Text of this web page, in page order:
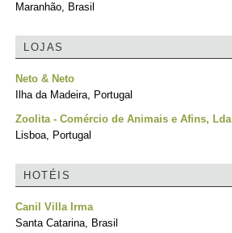
Maranhão, Brasil
LOJAS
Neto & Neto
Ilha da Madeira, Portugal
Zoolita - Comércio de Animais e Afins, Lda
Lisboa, Portugal
HOTÉIS
Canil Villa Irma
Santa Catarina, Brasil